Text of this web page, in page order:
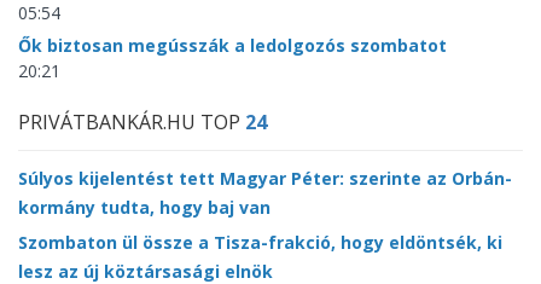
05:54
Ők biztosan megússzák a ledolgozós szombatot
20:21
PRIVÁTBANKÁR.HU TOP 24
Súlyos kijelentést tett Magyar Péter: szerinte az Orbán-
kormány tudta, hogy baj van
Szombaton ül össze a Tisza-frakció, hogy eldöntsék, ki
lesz az új köztársasági elnök